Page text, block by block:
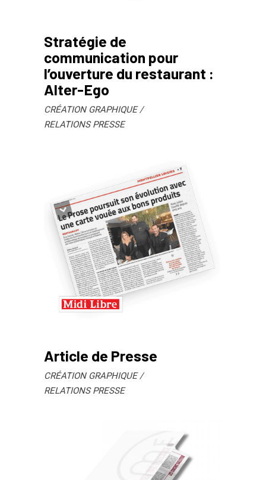
Stratégie de
communication pour
l’ouverture du restaurant :
Alter-Ego
CRÉATION GRAPHIQUE
RELATIONS PRESSE
Article de Presse
CRÉATION GRAPHIQUE
RELATIONS PRESSE